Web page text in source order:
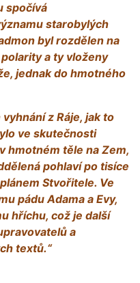
spočívá
starobylých
byl rozdělen na
a ty vloženy
jednak do hmotného
z Ráje, jak to
ve skutečnosti
hmotném těle na Zem,
pohlaví po tisíce
Stvořitele. Ve
pádu Adama a Evy,
hříchu, což je další
a
textů.“